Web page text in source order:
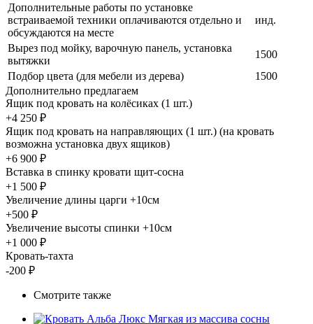
Дополнительные работы по установке
встраиваемой техники оплачиваются отдельно и
обсуждаются на месте
инд.
Вырез под мойку, варочную панель, установка
вытяжки
1500
Подбор цвета (для мебели из дерева)
1500
Дополнительно предлагаем
Ящик под кровать на колёсиках (1 шт.)
+4 250 ₽
Ящик под кровать на направляющих (1 шт.) (на кровать
возможна установка двух ящиков)
+6 900 ₽
Вставка в спинку кровати щит-сосна
+1 500 ₽
Увеличение длины царги +10см
+500 ₽
Увеличение высоты спинки +10см
+1 000 ₽
Кровать-тахта
-200 ₽
Смотрите также